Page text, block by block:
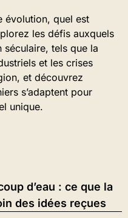
évolution, quel est
les défis auxquels
tels que la
et les crises
et découvrez
s’adaptent pour
unique.
d’eau : ce que la
des idées reçues